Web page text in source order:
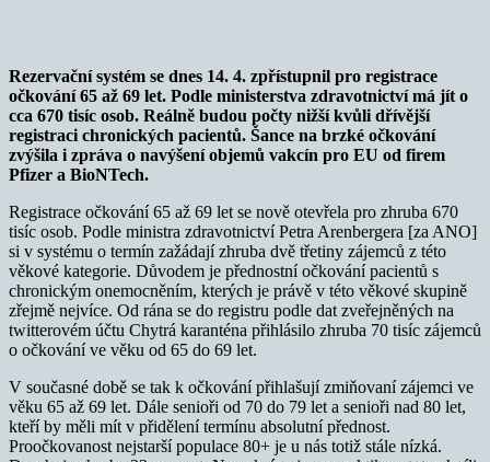
Rezervační systém se dnes 14. 4. zpřístupnil pro registrace
očkování 65 až 69 let. Podle ministerstva zdravotnictví má jít o
cca 670 tisíc osob. Reálně budou počty nižší kvůli dřívější
registraci chronických pacientů. Šance na brzké očkování
zvýšila i zpráva o navýšení objemů vakcín pro EU od firem
Pfizer a BioNTech.
Registrace očkování 65 až 69 let se nově otevřela pro zhruba 670
tisíc osob. Podle ministra zdravotnictví Petra Arenbergera [za ANO]
si v systému o termín zažádají zhruba dvě třetiny zájemců z této
věkové kategorie. Důvodem je přednostní očkování pacientů s
chronickým onemocněním, kterých je právě v této věkové skupině
zřejmě nejvíce. Od rána se do registru podle dat zveřejněných na
twitterovém účtu Chytrá karanténa přihlásilo zhruba 70 tisíc zájemců
o očkování ve věku od 65 do 69 let.
V současné době se tak k očkování přihlašují zmiňovaní zájemci ve
věku 65 až 69 let. Dále senioři od 70 do 79 let a senioři nad 80 let,
kteří by měli mít v přidělení termínu absolutní přednost.
Proočkovanost nejstarší populace 80+ je u nás totiž stále nízká.